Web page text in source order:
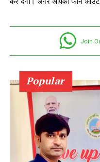
Subscription Plans
Join
Popular